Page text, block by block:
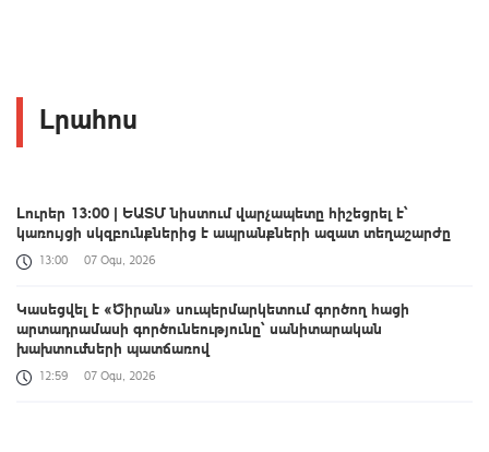
Լրահոս
Լուրեր 13:00 | ԵԱՏՄ նիստում վարչապետը հիշեցրել է՝
կառույցի սկզբունքներից է ապրանքների ազատ տեղաշարժը
13:00 07 Օգս, 2026
Կասեցվել է «Ծիրան» սուպերմարկետում գործող հացի
արտադրամասի գործունեությունը՝ սանիտարական
խախտումների պատճառով
12:59 07 Օգս, 2026